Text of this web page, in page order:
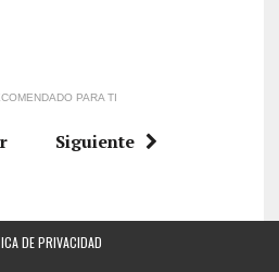
PARA TI
Siguiente
DE PRIVACIDAD